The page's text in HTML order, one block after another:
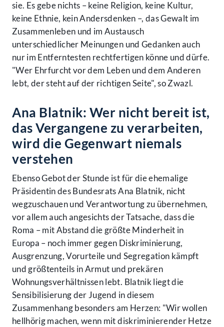
sie. Es gebe nichts – keine Religion, keine Kultur,
keine Ethnie, kein Andersdenken –, das Gewalt im
Zusammenleben und im Austausch
unterschiedlicher Meinungen und Gedanken auch
nur im Entferntesten rechtfertigen könne und dürfe.
"Wer Ehrfurcht vor dem Leben und dem Anderen
lebt, der steht auf der richtigen Seite", so Zwazl.
Ana Blatnik: Wer nicht bereit ist,
das Vergangene zu verarbeiten,
wird die Gegenwart niemals
verstehen
Ebenso Gebot der Stunde ist für die ehemalige
Präsidentin des Bundesrats Ana Blatnik, nicht
wegzuschauen und Verantwortung zu übernehmen,
vor allem auch angesichts der Tatsache, dass die
Roma – mit Abstand die größte Minderheit in
Europa – noch immer gegen Diskriminierung,
Ausgrenzung, Vorurteile und Segregation kämpft
und größtenteils in Armut und prekären
Wohnungsverhältnissen lebt. Blatnik liegt die
Sensibilisierung der Jugend in diesem
Zusammenhang besonders am Herzen: "Wir wollen
hellhörig machen, wenn mit diskriminierender Hetze